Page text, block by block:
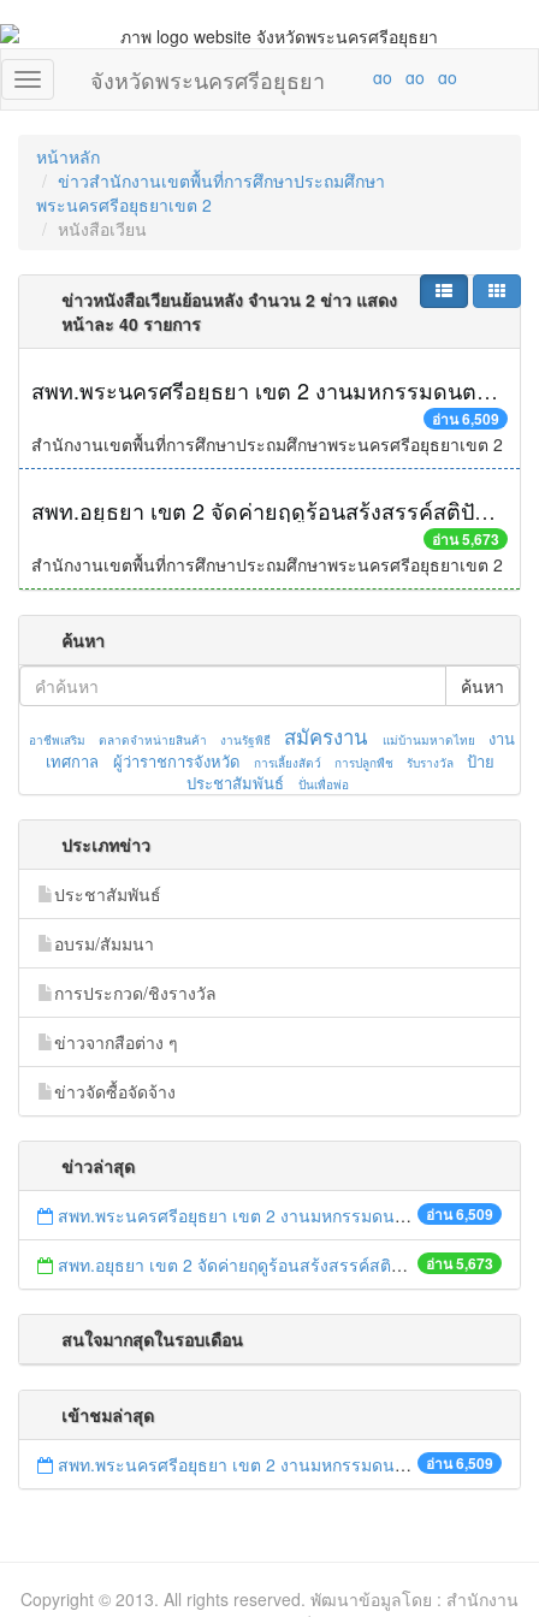
จังหวัดพระนครศรีอยุธยา
หน้าหลัก
ข่าวสำนักงานเขตพื้นที่การศึกษาประถมศึกษา
พระนครศรีอยุธยาเขต 2
หนังสือเวียน
ข่าวหนังสือเวียนย้อนหลัง จำนวน 2 ข่าว แสดง
หน้าละ 40 รายการ
สพท.พระนครศรีอยุธยา เขต 2 งานมหกรรมดนตรี นาฏศิลป์ไทย รวมใจถวายพ่อหลวง ครั้งที่ ๕ ประจำปี ๒๕๕๒
อ่าน 6,509
สำนักงานเขตพื้นที่การศึกษาประถมศึกษาพระนครศรีอยุธยาเขต 2
สพท.อยุธยา เขต 2 จัดค่ายฤดูร้อนสร้งสรรค์สติปัญญาสำหรับเด็กเก่ง
อ่าน 5,673
สำนักงานเขตพื้นที่การศึกษาประถมศึกษาพระนครศรีอยุธยาเขต 2
ค้นหา
ค้นหา
อาชีพเสริม ตลาดจำหน่ายสินค้า งานรัฐพิธี สมัครงาน แม่บ้านมหาดไทย
งาน
เทศกาล
ผู้ว่าราชการจังหวัด การเลี้ยงสัตว์ การปลูกพืช รับรางวัล
ป้าย
ประชาสัมพันธ์
ปั่นเพื่อพ่อ
ประเภทข่าว
ประชาสัมพันธ์
อบรม/สัมมนา
การประกวด/ชิงรางวัล
ข่าวจากสือต่าง ๆ
ข่าวจัดซื้อจัดจ้าง
ข่าวล่าสุด
อ่าน 6,509
สพท.พระนครศรีอยุธยา เขต 2 งานมหกรรมดนตรี นาฏศิลป์ไทย รวมใจถวายพ่อหลวง ครั้งที่ ๕ ประจำปี ๒๕๕๒
อ่าน 5,673
สพท.อยุธยา เขต 2 จัดค่ายฤดูร้อนสร้งสรรค์สติปัญญาสำหรับเด็กเก่ง
สนใจมากสุดในรอบเดือน
เข้าชมล่าสุด
อ่าน 6,509
สพท.พระนครศรีอยุธยา เขต 2 งานมหกรรมดนตรี นาฏศิลป์ไทย รวมใจถวายพ่อหลวง ครั้งที่ ๕ ประจำปี ๒๕๕๒
Copyright © 2013. All rights reserved. พัฒนาข้อมูลโดย : สำนักงาน